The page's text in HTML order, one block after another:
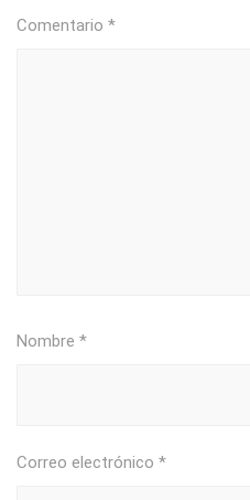
Comentario *
Nombre *
Correo electrónico *